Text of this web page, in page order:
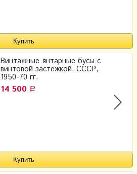
Винтажные янтарные бусы с
винтовой застежкой, СССР,
1950-70 гг.
14 500 Р